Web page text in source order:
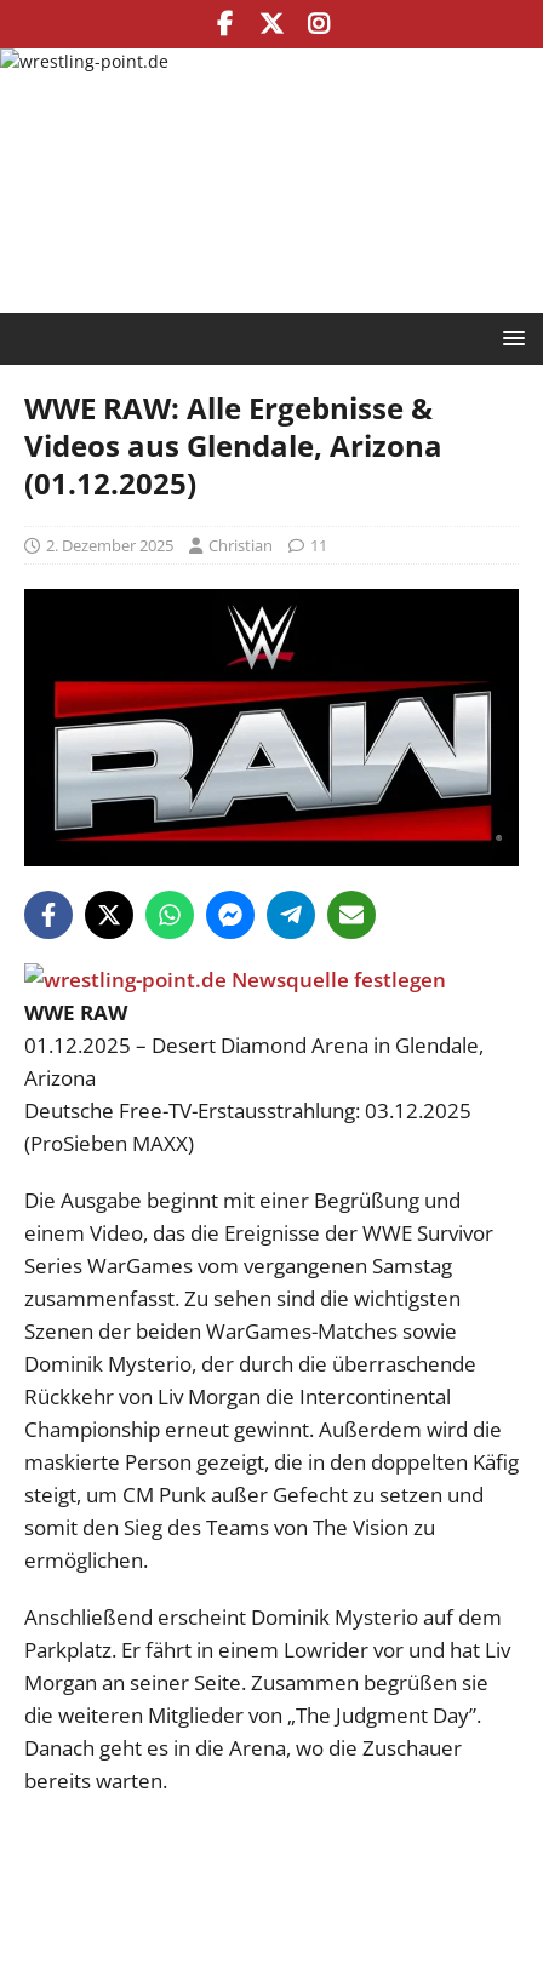
WWE RAW: Alle Ergebnisse &
Videos aus Glendale, Arizona
(01.12.2025)
2. Dezember 2025 Christian 11
WWE RAW
01.12.2025 – Desert Diamond Arena in Glendale,
Arizona
Deutsche Free-TV-Erstausstrahlung: 03.12.2025
(ProSieben MAXX)
Die Ausgabe beginnt mit einer Begrüßung und
einem Video, das die Ereignisse der WWE Survivor
Series WarGames vom vergangenen Samstag
zusammenfasst. Zu sehen sind die wichtigsten
Szenen der beiden WarGames-Matches sowie
Dominik Mysterio, der durch die überraschende
Rückkehr von Liv Morgan die Intercontinental
Championship erneut gewinnt. Außerdem wird die
maskierte Person gezeigt, die in den doppelten Käfig
steigt, um CM Punk außer Gefecht zu setzen und
somit den Sieg des Teams von The Vision zu
ermöglichen.
Anschließend erscheint Dominik Mysterio auf dem
Parkplatz. Er fährt in einem Lowrider vor und hat Liv
Morgan an seiner Seite. Zusammen begrüßen sie
die weiteren Mitglieder von „The Judgment Day”.
Danach geht es in die Arena, wo die Zuschauer
bereits warten.